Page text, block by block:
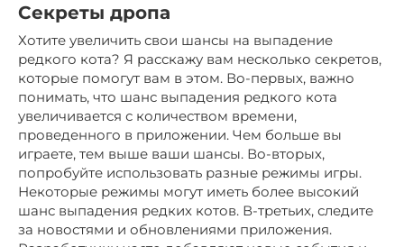
Секреты дропа
Хотите увеличить свои шансы на выпадение
редкого кота? Я расскажу вам несколько секретов,
которые помогут вам в этом. Во-первых, важно
понимать, что шанс выпадения редкого кота
увеличивается с количеством времени,
проведенного в приложении. Чем больше вы
играете, тем выше ваши шансы. Во-вторых,
попробуйте использовать разные режимы игры.
Некоторые режимы могут иметь более высокий
шанс выпадения редких котов. В-третьих, следите
за новостями и обновлениями приложения.